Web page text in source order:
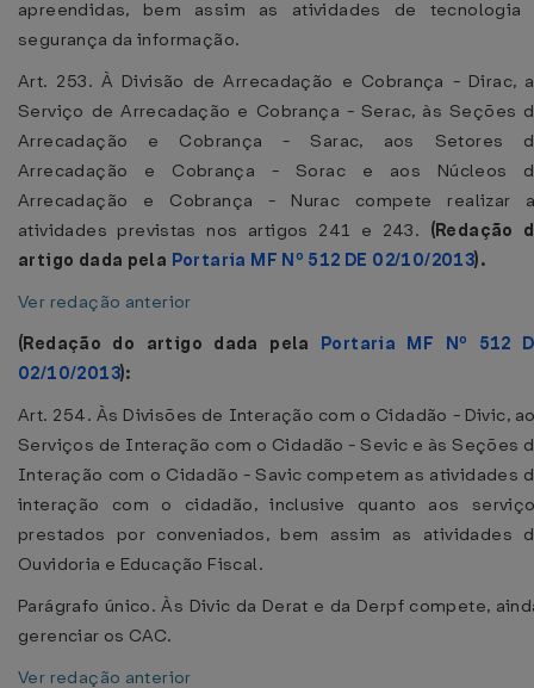
apreendidas, bem assim as atividades de tecnologia
segurança da informação.
Art. 253. À Divisão de Arrecadação e Cobrança - Dirac,
Serviço de Arrecadação e Cobrança - Serac, às Seções
Arrecadação e Cobrança - Sarac, aos Setores
Arrecadação e Cobrança - Sorac e aos Núcleos
Arrecadação e Cobrança - Nurac compete realizar
atividades previstas nos artigos 241 e 243. (Redação
artigo dada pela Portaria MF Nº 512 DE 02/10/2013).
Ver redação anterior
(Redação do artigo dada pela Portaria MF Nº 512
02/10/2013):
Art. 254. Às Divisões de Interação com o Cidadão - Divic,
Serviços de Interação com o Cidadão - Sevic e às Seções
Interação com o Cidadão - Savic competem as atividades
interação com o cidadão, inclusive quanto aos
prestados por conveniados, bem assim as atividades
Ouvidoria e Educação Fiscal.
Parágrafo único. Às Divic da Derat e da Derpf compete,
gerenciar os CAC.
Ver redação anterior